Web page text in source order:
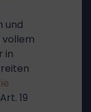
und
in
19